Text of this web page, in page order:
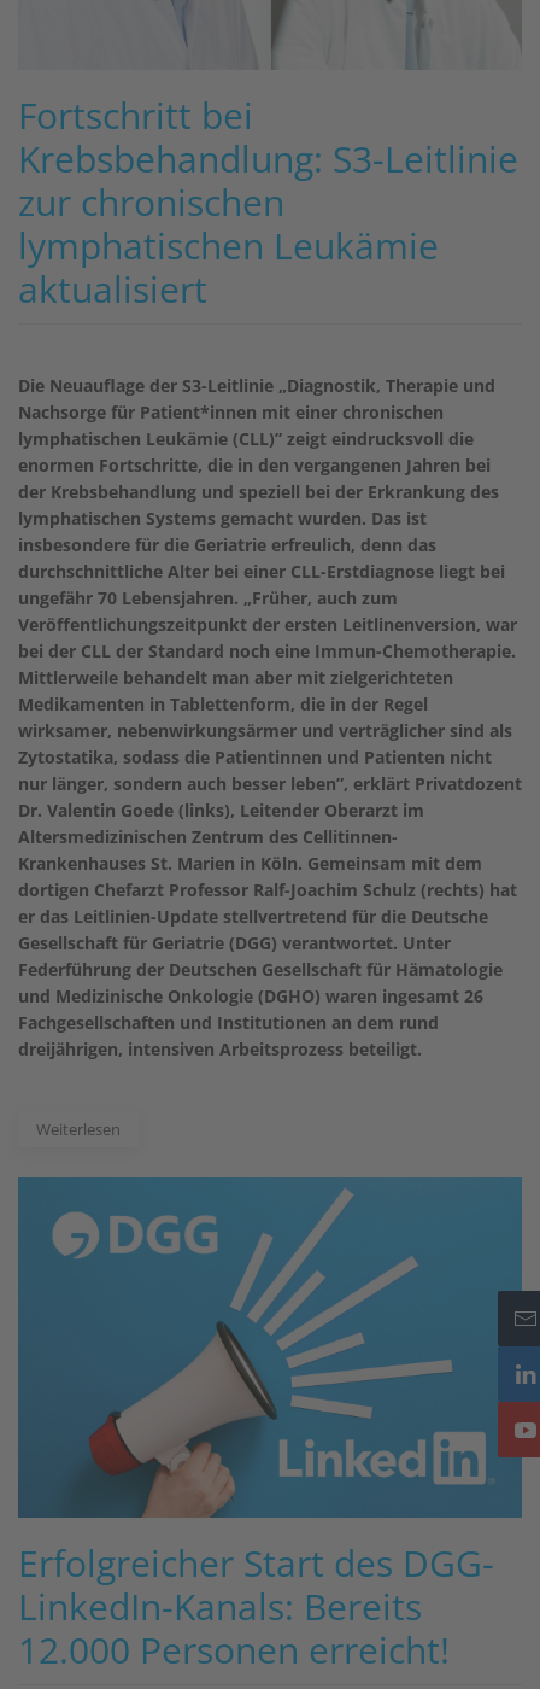
Fortschritt bei
Krebsbehandlung: S3-Leitlinie
zur chronischen
lymphatischen Leukämie
aktualisiert
Die Neuauflage der S3-Leitlinie „Diagnostik, Therapie und
Nachsorge für Patient*innen mit einer chronischen
lymphatischen Leukämie (CLL)” zeigt eindrucksvoll die
enormen Fortschritte, die in den vergangenen Jahren bei
der Krebsbehandlung und speziell bei der Erkrankung des
lymphatischen Systems gemacht wurden. Das ist
insbesondere für die Geriatrie erfreulich, denn das
durchschnittliche Alter bei einer CLL-Erstdiagnose liegt bei
ungefähr 70 Lebensjahren. „Früher, auch zum
Veröffentlichungszeitpunkt der ersten Leitlinenversion, war
bei der CLL der Standard noch eine Immun-Chemotherapie.
Mittlerweile behandelt man aber mit zielgerichteten
Medikamenten in Tablettenform, die in der Regel
wirksamer, nebenwirkungsärmer und verträglicher sind als
Zytostatika, sodass die Patientinnen und Patienten nicht
nur länger, sondern auch besser leben”, erklärt Privatdozent
Dr. Valentin Goede (links), Leitender Oberarzt im
Altersmedizinischen Zentrum des Cellitinnen-
Krankenhauses St. Marien in Köln. Gemeinsam mit dem
dortigen Chefarzt Professor Ralf-Joachim Schulz (rechts) hat
er das Leitlinien-Update stellvertretend für die Deutsche
Gesellschaft für Geriatrie (DGG) verantwortet. Unter
Federführung der Deutschen Gesellschaft für Hämatologie
und Medizinische Onkologie (DGHO) waren ingesamt 26
Fachgesellschaften und Institutionen an dem rund
dreijährigen, intensiven Arbeitsprozess beteiligt.
Weiterlesen
Erfolgreicher Start des DGG-
LinkedIn-Kanals: Bereits
12.000 Personen erreicht!